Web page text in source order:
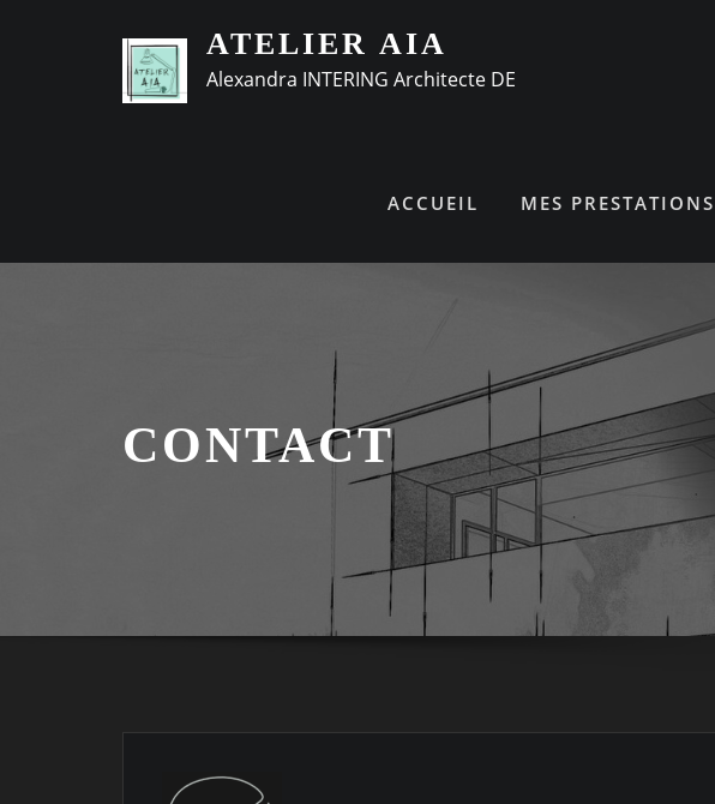
ATELIER AIA
Alexandra INTERING Architecte DE
ACCUEIL MES PRESTATIONS
CONTACT